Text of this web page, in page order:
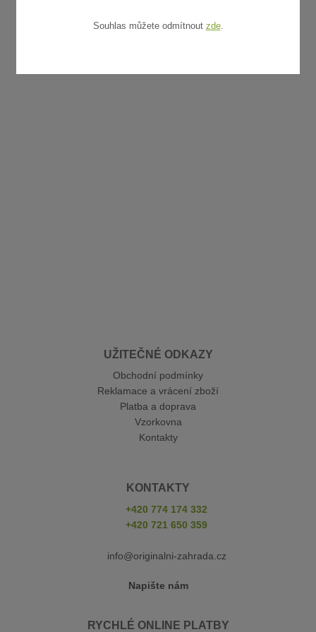
UŽITEČNÉ ODKAZY
Obchodní podmínky
Reklamace a vrácení zboží
Platba a doprava
Vzorkovna
Kontakty
KONTAKTY
+420 774 174 332
+420 721 650 359
info@originalni-zahrada.cz
Napište nám
RYCHLÉ ONLINE PLATBY
Souhlas můžete odmítnout zde.